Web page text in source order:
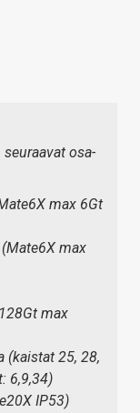
osa-
max 6Gt
max
max
(kaistat 25, 28,
6,9,34)
IP53)